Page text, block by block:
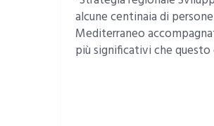
alcune centinaia di
Mediterraneo
più significativi che